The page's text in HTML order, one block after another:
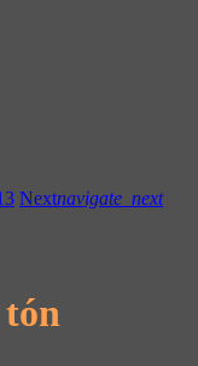
Nextnavigate_next